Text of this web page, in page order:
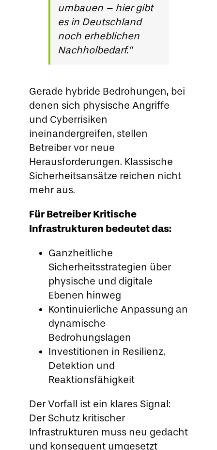
umbauen – hier gibt
es in Deutschland
noch erheblichen
Nachholbedarf.“
Gerade hybride Bedrohungen, bei
denen sich physische Angriffe
und Cyberrisiken
ineinandergreifen, stellen
Betreiber vor neue
Herausforderungen. Klassische
Sicherheitsansätze reichen nicht
mehr aus.
Für Betreiber Kritische
Infrastrukturen bedeutet das:
Ganzheitliche
Sicherheitsstrategien über
physische und digitale
Ebenen hinweg
Kontinuierliche Anpassung an
dynamische
Bedrohungslagen
Investitionen in Resilienz,
Detektion und
Reaktionsfähigkeit
Der Vorfall ist ein klares Signal:
Der Schutz kritischer
Infrastrukturen muss neu gedacht
und konsequent umgesetzt